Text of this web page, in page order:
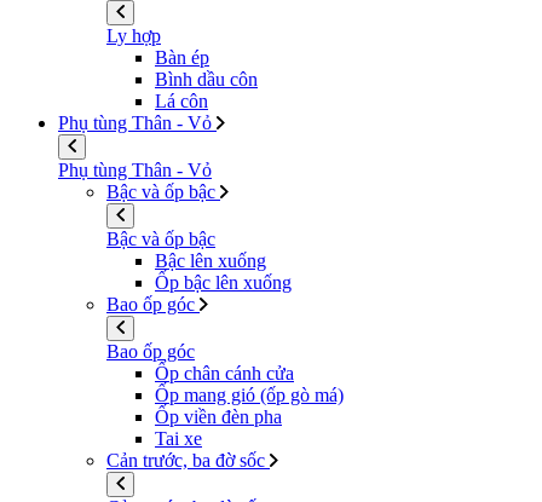
Ly hợp
Bàn ép
Bình dầu côn
Lá côn
Phụ tùng Thân - Vỏ
Phụ tùng Thân - Vỏ
Bậc và ốp bậc
Bậc và ốp bậc
Bậc lên xuống
Ốp bậc lên xuống
Bao ốp góc
Bao ốp góc
Ốp chân cánh cửa
Ốp mang gió (ốp gò má)
Ốp viền đèn pha
Tai xe
Cản trước, ba đờ sốc